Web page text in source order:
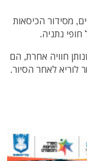
מסידור הכיסאות
נתניה.
חוויה אחרת, הם
לוריא לאחר הסיור.